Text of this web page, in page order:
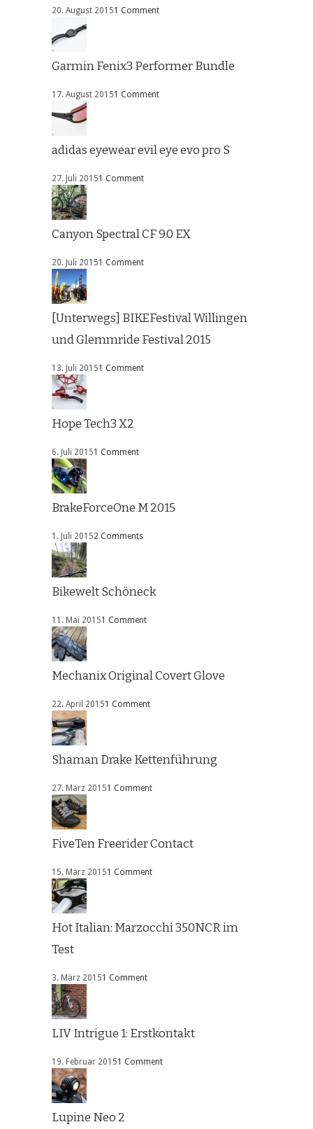
20. August 20151 Comment
Garmin Fenix3 Performer Bundle
17. August 20151 Comment
adidas eyewear evil eye evo pro S
27. Juli 20151 Comment
Canyon Spectral CF 9.0 EX
20. Juli 20151 Comment
[Unterwegs] BIKEFestival Willingen
und Glemmride Festival 2015
13. Juli 20151 Comment
Hope Tech3 X2
6. Juli 20151 Comment
BrakeForceOne M 2015
1. Juli 20152 Comments
Bikewelt Schöneck
11. Mai 20151 Comment
Mechanix Original Covert Glove
22. April 20151 Comment
Shaman Drake Kettenführung
27. März 20151 Comment
FiveTen Freerider Contact
15. März 20151 Comment
Hot Italian: Marzocchi 350NCR im
Test
3. März 20151 Comment
LIV Intrigue 1: Erstkontakt
19. Februar 20151 Comment
Lupine Neo 2